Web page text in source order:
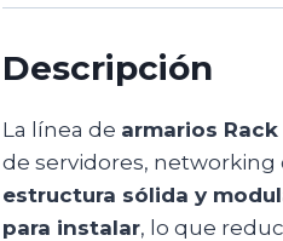
Descripción
La línea de armarios Rack
de servidores, networking
estructura sólida y
para instalar, lo que